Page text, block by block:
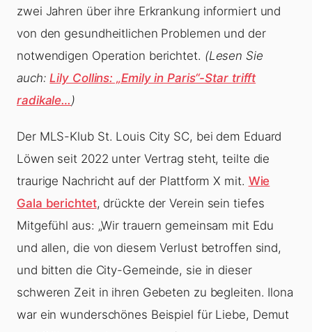
zwei Jahren über ihre Erkrankung informiert und
von den gesundheitlichen Problemen und der
notwendigen Operation berichtet. (Lesen Sie
auch:Lily Collins: „Emily in Paris“-Star trifft
radikale…)
Der MLS-Klub St. Louis City SC, bei dem Eduard
Löwen seit 2022 unter Vertrag steht, teilte die
traurige Nachricht auf der Plattform X mit. Wie
Gala berichtet, drückte der Verein sein tiefes
Mitgefühl aus: „Wir trauern gemeinsam mit Edu
und allen, die von diesem Verlust betroffen sind,
und bitten die City-Gemeinde, sie in dieser
schweren Zeit in ihren Gebeten zu begleiten. Ilona
war ein wunderschönes Beispiel für Liebe, Demut